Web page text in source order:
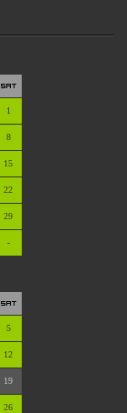
1
8
15
22
29
-
5
12
19
26